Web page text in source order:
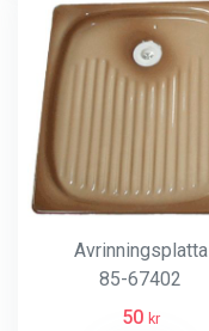
Avrinningsplatta
85-67402
50 kr